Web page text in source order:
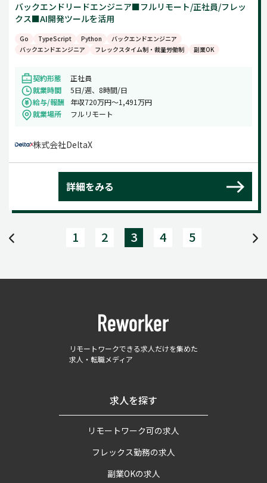
バックエンドリードエンジニア■フルリモート/正社員/フレッ
クス■AI開発ツールを活用
Go TypeScript Python
バックエンドエンジニア
バックエンドエンジニア
フレックスタイム制・裁量労働制 副業OK
契約形態
正社員
就業時間
5日/週、8時間/日
給与/報酬
年収720万円〜1,491万円
就業場所
フルリモート
株式会社DeltaX
詳細をみる
1 2 3 4 5
リモートワークできる求人だけを集めた
求人・転職メディア
求人を探す
リモートワーク可の求人
フレックス勤務の求人
副業OKの求人